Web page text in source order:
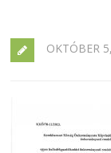
OKTÓBER